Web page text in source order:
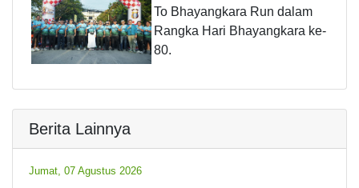
To Bhayangkara Run dalam
Rangka Hari Bhayangkara ke-
80.
Berita Lainnya
Jumat, 07 Agustus 2026